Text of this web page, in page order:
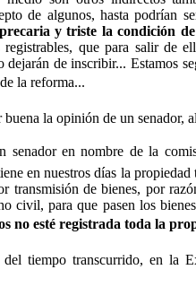
de algunos, hasta podrían
y triste la condición
que para salir de
dejarán de inscribir... Estamos
la reforma...
la opinión de un senador,
senador en nombre de la
en nuestros días la
transmisión de bienes, por
civil, para que pasen los
no esté registrada toda la
del tiempo transcurrido, en la